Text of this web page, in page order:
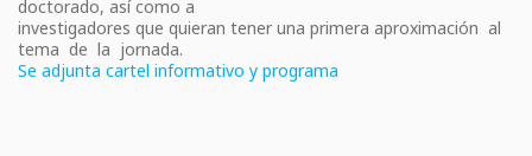
doctorado, así como a
investigadores que quieran tener una primera aproximación al
tema de la jornada.
Se adjunta cartel informativo y programa